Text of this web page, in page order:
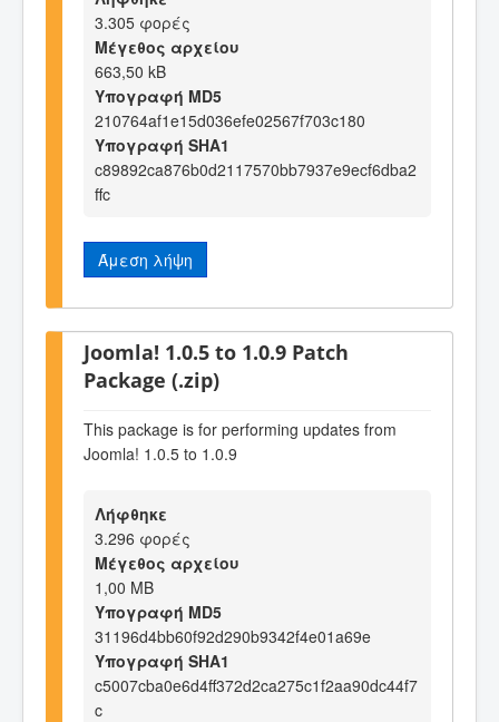
3.305 φορές
Μέγεθος αρχείου
663,50 kB
Υπογραφή MD5
210764af1e15d036efe02567f703c180
Υπογραφή SHA1
c89892ca876b0d2117570bb7937e9ecf6dba2
ffc
Άμεση λήψη
Joomla! 1.0.5 to 1.0.9 Patch
Package (.zip)
This package is for performing updates from
Joomla! 1.0.5 to 1.0.9
Λήφθηκε
3.296 φορές
Μέγεθος αρχείου
1,00 MB
Υπογραφή MD5
31196d4bb60f92d290b9342f4e01a69e
Υπογραφή SHA1
c5007cba0e6d4ff372d2ca275c1f2aa90dc44f7
c